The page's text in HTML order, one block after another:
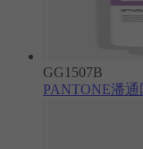
GG1507B
PANTONE潘通